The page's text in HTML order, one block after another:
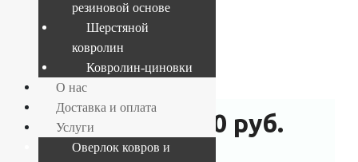
Текущий размер:
Артикул:
569-61834
15 840 13 200 руб.
-17%
резиновой основе
Шерстяной
ковролин
Ковролин-циновки
О нас
Доставка и оплата
Услуги
Оверлок ковров и